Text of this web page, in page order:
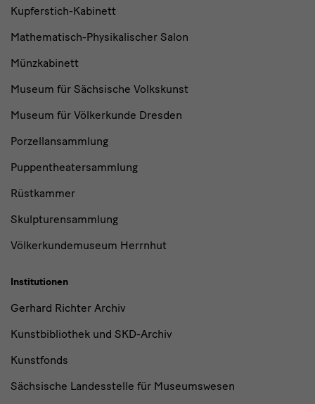
Kupferstich-Kabinett
Mathematisch-Physikalischer Salon
Münzkabinett
Museum für Sächsische Volkskunst
Museum für Völkerkunde Dresden
Porzellansammlung
Puppentheatersammlung
Rüstkammer
Skulpturensammlung
Völkerkundemuseum Herrnhut
Institutionen
Gerhard Richter Archiv
Kunstbibliothek und SKD-Archiv
Kunstfonds
Sächsische Landesstelle für Museumswesen